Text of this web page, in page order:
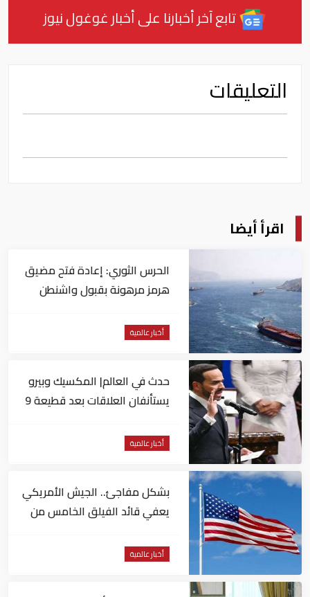
تابع آخر أخبارنا على أخبار غوغول نيوز
التعليقات
اقرأ أيضا
الحرس الثوري: إعادة فتح مضيق
هرمز مرهونة بقبول واشنطن
أخبار عالمية
حدث في العالم| المكسيك وبيرو
يستأنفان العلاقات بعد قطيعة 9
لكولومبيا
أخبار عالمية
بشكل مفاجئ.. الجيش الأمريكي
يعفي قائد الفيلق الخامس من
أخبار عالمية